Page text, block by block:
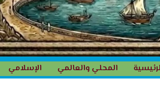
المحلي والعالمي الإسلامي